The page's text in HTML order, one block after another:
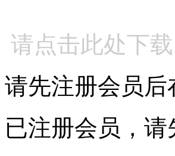
请点击此处下载
请先注册会员后
已注册会员，